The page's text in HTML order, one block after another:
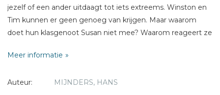
jezelf of een ander uitdaagt tot iets extreems. Winston en
Tim kunnen er geen genoeg van krijgen. Maar waarom
doet hun klasgenoot Susan niet mee? Waarom reageert ze
Als de challenges van Winston steeds gevaarlijker worden,
niets en niemand tegenhouden...
Meer informatie
Auteur:
MIJNDERS, HANS